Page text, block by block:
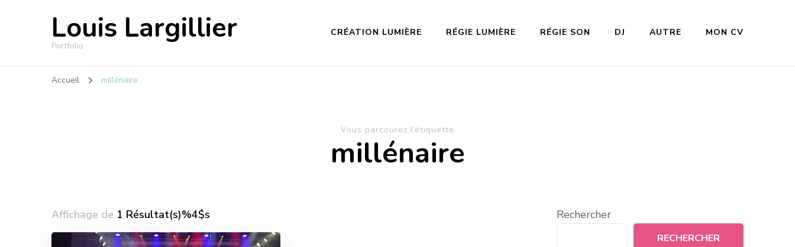
Louis Largillier
Portfolio
CRÉATION LUMIÈRE RÉGIE LUMIÈRE RÉGIE SON DJ AUTRE MON CV
Accueil millénaire
Vous parcourez l’étiquette
millénaire
Affichage de 1 Résultat(s)%4$s Rechercher
RECHERCHER